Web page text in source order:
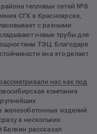
тепловых сетей №6
СГК в Красноярске,
с разными
новые трубы для
ТЭЦ. Благодаря
она это делает
нас как под
компания
железобетонных изделий
в нескольких
Белкин рассказал